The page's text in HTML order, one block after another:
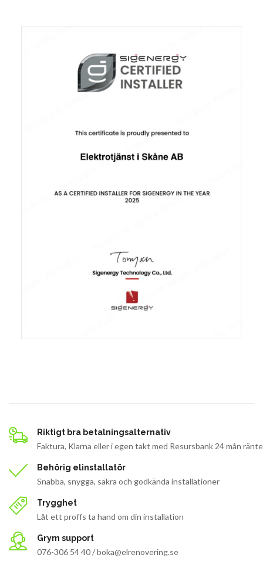
Riktigt bra betalningsalternativ
Faktura, Klarna eller i egen takt med Resursbank 24 mån
Behörig elinstallatör
Snabba, snygga, säkra och godkända installationer
Trygghet
Låt ett proffs ta hand om din installation
Grym support
076-306 54 40 /boka@elrenovering.se